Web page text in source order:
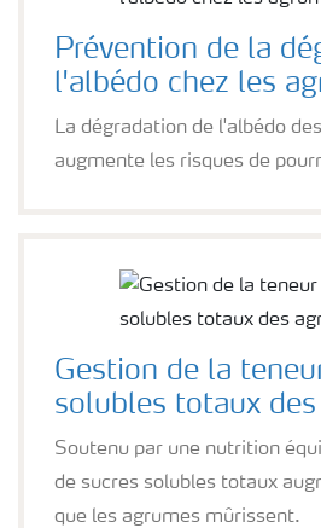
Prévention de la
l'albédo chez les
La dégradation de l'albédo
augmente les risques de
Gestion de la
solubles totaux
Soutenu par une nutrition
de sucres solubles totaux
que les agrumes mûrissent.